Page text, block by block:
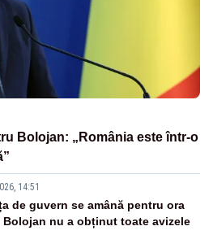
Bolojan: „România este într-o
14:51
de guvern se amână pentru ora
Bolojan nu a obținut toate avizele